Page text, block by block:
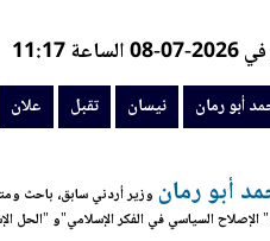
11:17
أبو رمان نيسان تقبل علان
أبو رمان وزير أردني سابق، باحث
الإصلاح السياسي في الفكر الإسلامي"و "الحل